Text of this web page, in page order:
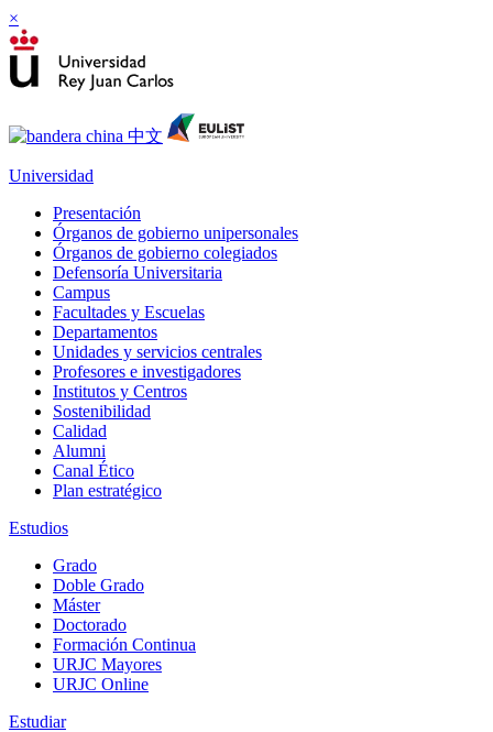
×
Universidad
Presentación
Órganos de gobierno unipersonales
Órganos de gobierno colegiados
Defensoría Universitaria
Campus
Facultades y Escuelas
Departamentos
Unidades y servicios centrales
Profesores e investigadores
Institutos y Centros
Sostenibilidad
Calidad
Alumni
Canal Ético
Plan estratégico
Estudios
Grado
Doble Grado
Máster
Doctorado
Formación Continua
URJC Mayores
URJC Online
Estudiar